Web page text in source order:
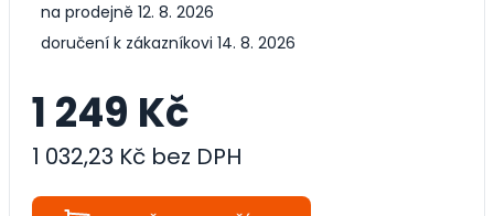
na prodejně 12. 8. 2026
doručení k zákazníkovi 14. 8. 2026
1 249 Kč
1 032,23 Kč bez DPH